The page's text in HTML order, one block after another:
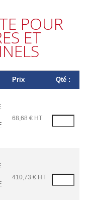
POUR
ET
Prix Qté :
68,68 € HT
410,73 € HT